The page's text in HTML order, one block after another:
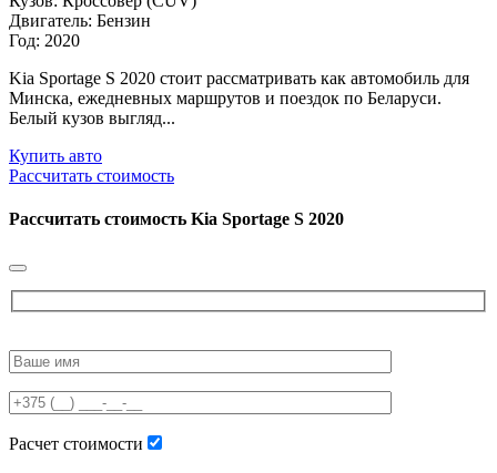
Двигатель: Бензин
Год: 2020
Kia Sportage S 2020 стоит рассматривать как автомобиль для
Минска, ежедневных маршрутов и поездок по Беларуси.
Белый кузов выгляд...
Купить авто
Рассчитать стоимость
Рассчитать стоимость Kia Sportage S 2020
leave
field
empty.
Расчет стоимости